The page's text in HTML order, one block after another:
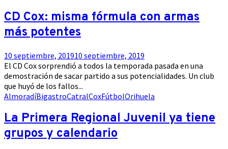
CD Cox: misma fórmula con armas
más potentes
10 septiembre, 201910 septiembre, 2019
El CD Cox sorprendió a todos la temporada pasada en una
demostración de sacar partido a sus potencialidades. Un club
que huyó de los fallos...
AlmoradíBigastroCatralCoxFútbolOrihuela
La Primera Regional Juvenil ya tiene
grupos y calendario